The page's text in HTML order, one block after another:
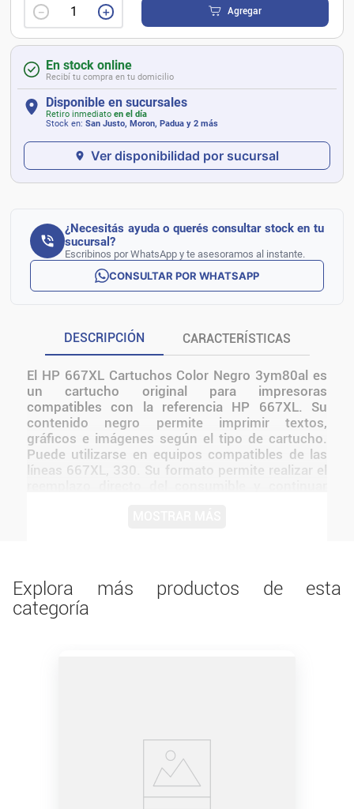
＋
－ Agregar
En stock online
Recibí tu compra en tu domicilio
Disponible en sucursales
Retiro inmediato en el día
Stock en: San Justo, Moron, Padua y 2 más
Ver disponibilidad por sucursal
¿Necesitás ayuda o querés consultar stock en tu
sucursal?
Escribinos por WhatsApp y te asesoramos al instante.
CONSULTAR POR WHATSAPP
DESCRIPCIÓN CARACTERÍSTICAS
El HP 667XL Cartuchos Color Negro 3ym80al es
un cartucho original para impresoras
compatibles con la referencia HP 667XL. Su
contenido negro permite imprimir textos,
gráficos e imágenes según el tipo de cartucho.
Puede utilizarse en equipos compatibles de las
líneas 667XL, 330. Su formato permite realizar el
Explora más productos de esta
categoría